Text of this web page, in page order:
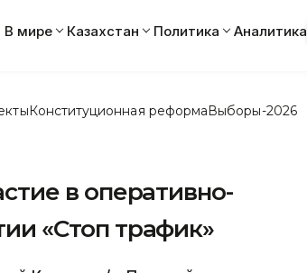
В мире Казахстан Политика Аналитика
Конституционная реформаВыборы-2026
в оперативно-
«Стоп трафик»